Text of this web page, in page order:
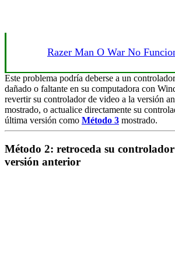
Razer Man O War No
Este problema podría deberse a un
dañado o faltante en su computadora con
revertir su controlador de video a la versión
mostrado, o actualice directamente su
última versión como Método 3 mostrado.
Método 2: retroceda su
versión anterior